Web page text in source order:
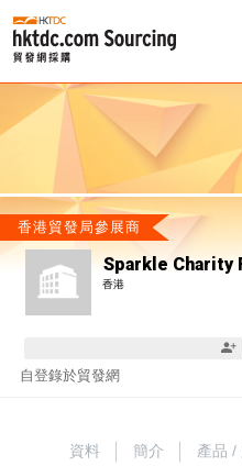
香港貿發局參展商
Sparkle Charity
香港
自登錄於貿發網
資料 簡介 產品 /